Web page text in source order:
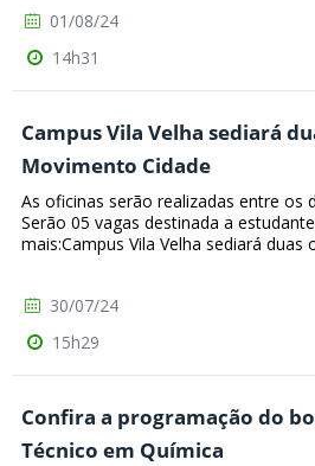
01/08/24
14h31
Campus Vila Velha sediará
Movimento Cidade
As oficinas serão realizadas entre os
Serão 05 vagas destinada a
mais:Campus Vila Velha sediará
30/07/24
15h29
Confira a programação do
Técnico em Química